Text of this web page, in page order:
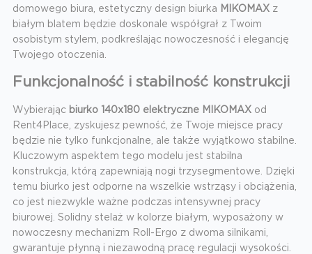
domowego biura, estetyczny design biurka MIKOMAX z
białym blatem będzie doskonale współgrał z Twoim
osobistym stylem, podkreślając nowoczesność i elegancję
Twojego otoczenia.
Funkcjonalność i stabilność konstrukcji
Wybierając biurko 140x180 elektryczne MIKOMAX od
Rent4Place, zyskujesz pewność, że Twoje miejsce pracy
będzie nie tylko funkcjonalne, ale także wyjątkowo stabilne.
Kluczowym aspektem tego modelu jest stabilna
konstrukcja, którą zapewniają nogi trzysegmentowe. Dzięki
temu biurko jest odporne na wszelkie wstrząsy i obciążenia,
co jest niezwykle ważne podczas intensywnej pracy
biurowej. Solidny stelaż w kolorze białym, wyposażony w
nowoczesny mechanizm Roll-Ergo z dwoma silnikami,
gwarantuje płynną i niezawodną pracę regulacji wysokości.